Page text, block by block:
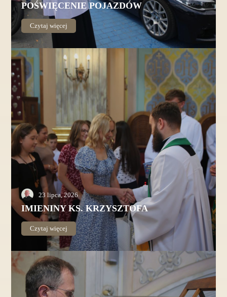
POŚWIĘCENIE POJAZDÓW
Czytaj więcej
23 lipca, 2026
IMIENINY KS. KRZYSZTOFA
Czytaj więcej